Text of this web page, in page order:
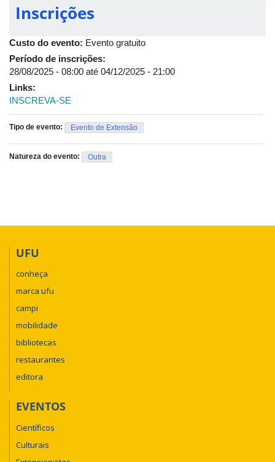
Inscrições
Custo do evento: Evento gratuito
Período de inscrições:
28/08/2025 - 08:00 até 04/12/2025 - 21:00
Links:
INSCREVA-SE
Tipo de evento: Evento de Extensão
Natureza do evento: Outra
UFU
conheça
marca ufu
campi
mobilidade
bibliotecas
restaurantes
editora
EVENTOS
Científicos
Culturais